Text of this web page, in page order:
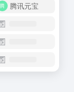
腾讯元宝